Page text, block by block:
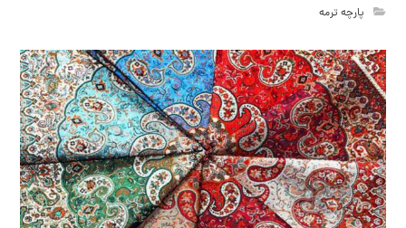
پارچه ترمه